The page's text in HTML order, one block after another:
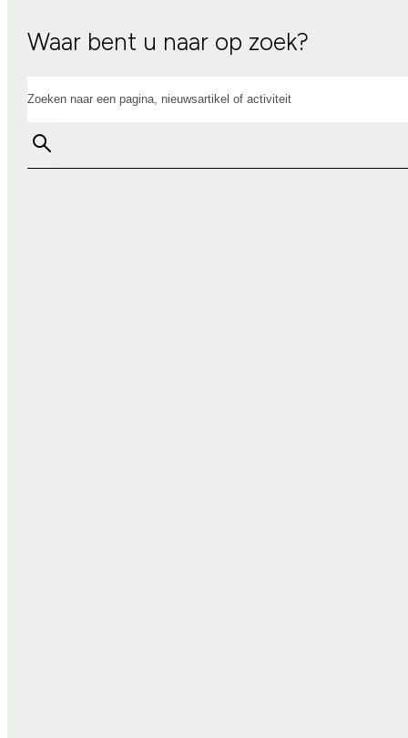
Waar bent u naar op zoek?